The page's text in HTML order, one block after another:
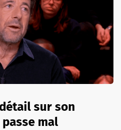
sur son
mal